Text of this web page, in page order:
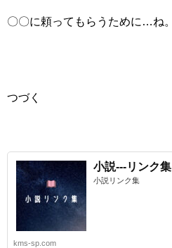
〇〇に頼ってもらうために…ね。
つづく
小説---リンク集
小説リンク集
kms-sp.com